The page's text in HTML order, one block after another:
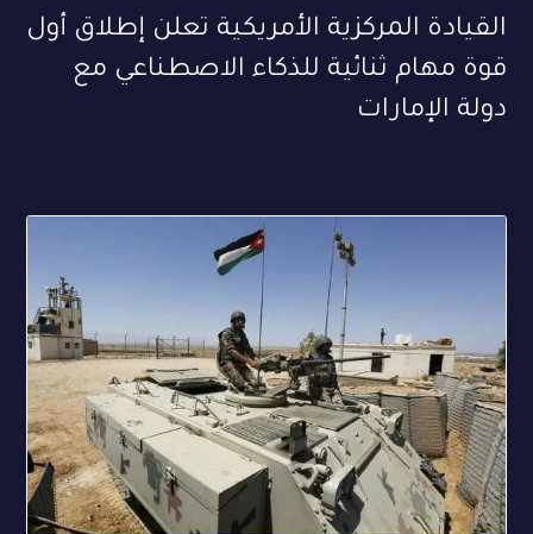
القيادة المركزية الأمريكية تعلن إطلاق أول
قوة مهام ثنائية للذكاء الاصطناعي مع
دولة الإمارات